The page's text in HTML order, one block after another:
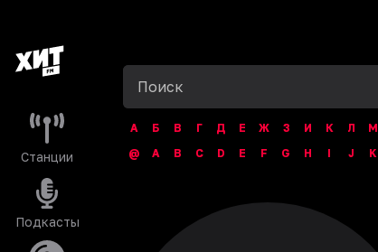
Станции
Подкасты
А Б В Г Д Е Ж З И К Л М
@
A B C D E F G H I J K